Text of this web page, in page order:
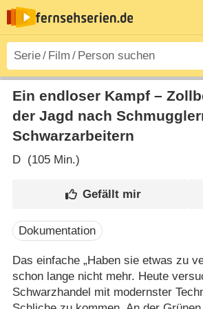
Ein endloser Kampf –
der Jagd nach
Schwarzarbeitern
D(105 Min.)
Dokumentation
Das einfache „Haben sie etwas zu
schon lange nicht mehr. Heute
Schwarzhandel mit modernster